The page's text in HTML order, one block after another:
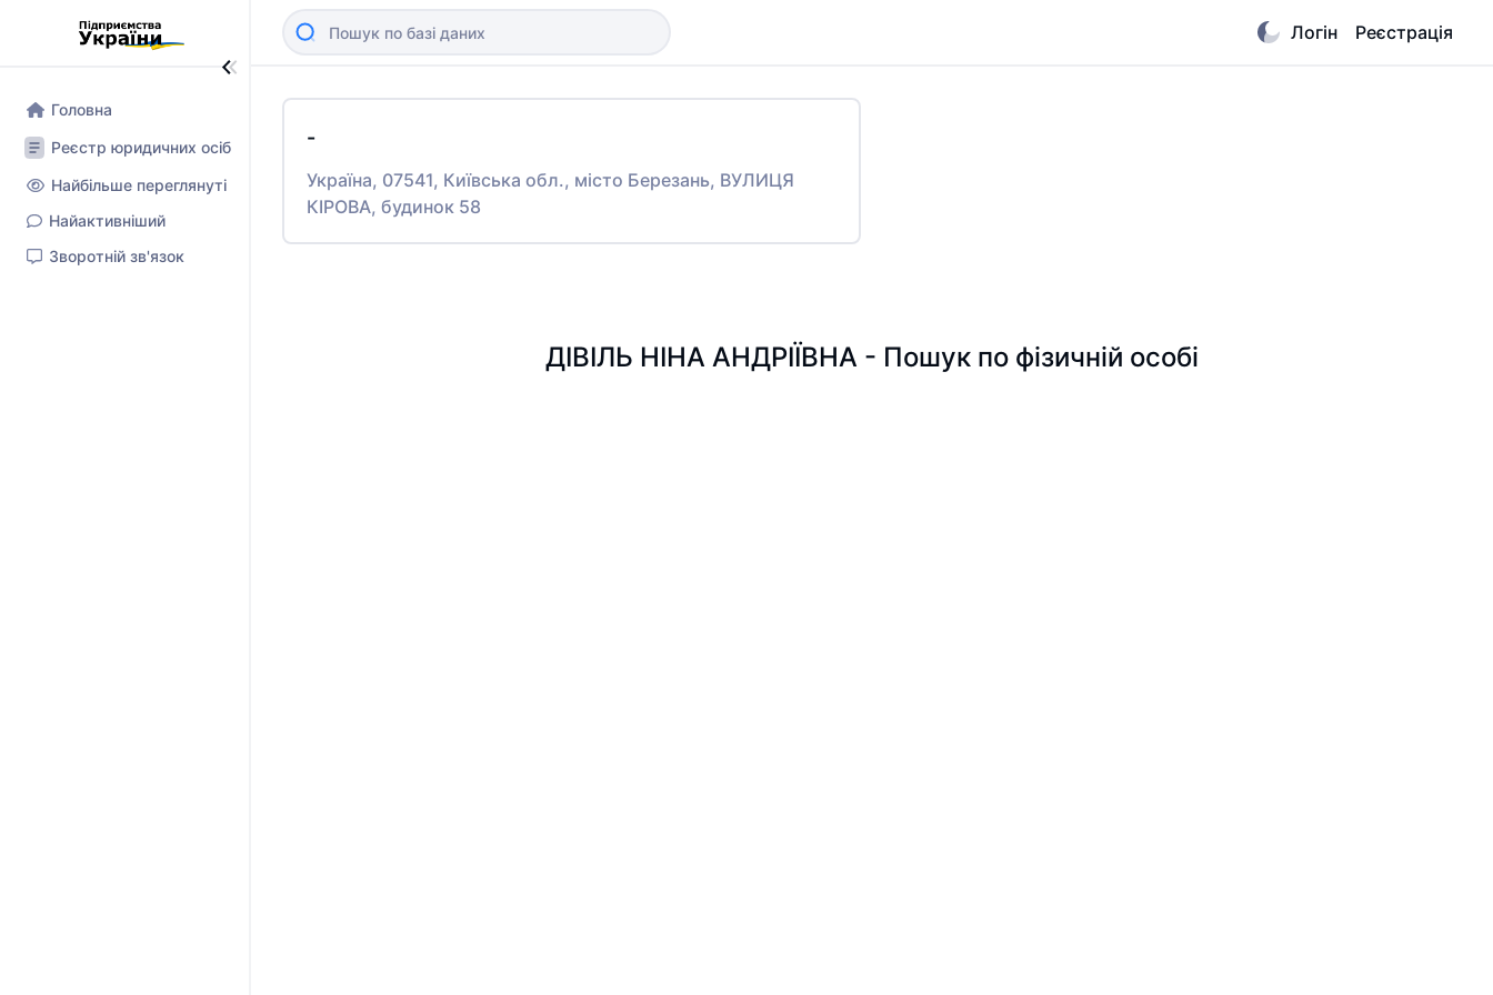
Головна
Реєстр юридичних осіб
Найбільше переглянуті
Найактивніший
Зворотній зв'язок
Логін Реєстрація
-
Україна, 07541, Київська обл., місто Березань, ВУЛИЦЯ
КІРОВА, будинок 58
ДІВІЛЬ НІНА АНДРІЇВНА - Пошук по фізичній особі